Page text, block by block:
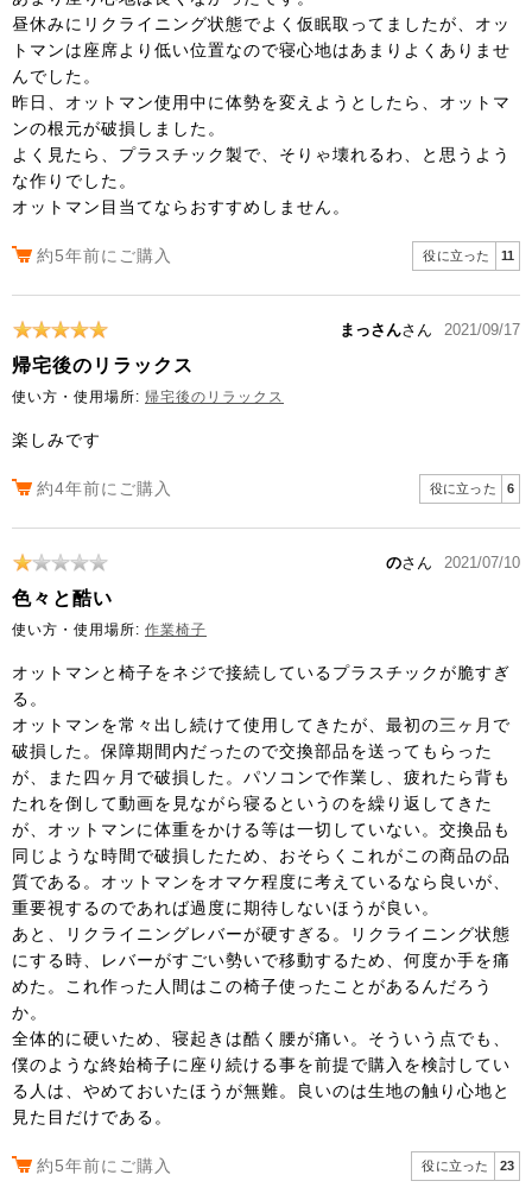
昼休みにリクライニング状態でよく仮眠取ってましたが、オッ
トマンは座席より低い位置なので寝心地はあまりよくありませ
んでした。
昨日、オットマン使用中に体勢を変えようとしたら、オットマ
ンの根元が破損しました。
よく見たら、プラスチック製で、そりゃ壊れるわ、と思うよう
な作りでした。
オットマン目当てならおすすめしません。
約5年前にご購入 役に立った 11
まっさんさん 2021/09/17
帰宅後のリラックス
使い方・使用場所: 帰宅後のリラックス
楽しみです
約4年前にご購入 役に立った 6
のさん 2021/07/10
色々と酷い
使い方・使用場所: 作業椅子
オットマンと椅子をネジで接続しているプラスチックが脆すぎ
る。
オットマンを常々出し続けて使用してきたが、最初の三ヶ月で
破損した。保障期間内だったので交換部品を送ってもらった
が、また四ヶ月で破損した。パソコンで作業し、疲れたら背も
たれを倒して動画を見ながら寝るというのを繰り返してきた
が、オットマンに体重をかける等は一切していない。交換品も
同じような時間で破損したため、おそらくこれがこの商品の品
質である。オットマンをオマケ程度に考えているなら良いが、
重要視するのであれば過度に期待しないほうが良い。
あと、リクライニングレバーが硬すぎる。リクライニング状態
にする時、レバーがすごい勢いで移動するため、何度か手を痛
めた。これ作った人間はこの椅子使ったことがあるんだろう
か。
全体的に硬いため、寝起きは酷く腰が痛い。そういう点でも、
僕のような終始椅子に座り続ける事を前提で購入を検討してい
る人は、やめておいたほうが無難。良いのは生地の触り心地と
見た目だけである。
約5年前にご購入 役に立った 23